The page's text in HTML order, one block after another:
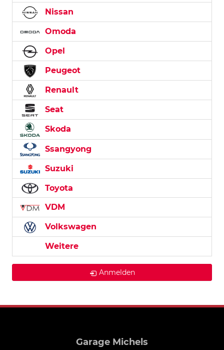
Nissan
Omoda
Opel
Peugeot
Renault
Seat
Skoda
Ssangyong
Suzuki
Toyota
VDM
Volkswagen
Weitere
Anmelden
Garage Michels